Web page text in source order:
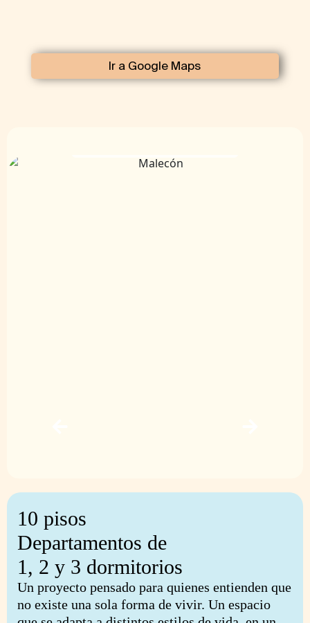
Ir a Google Maps
10 pisos
Departamentos de
1, 2 y 3 dormitorios
Un proyecto pensado para quienes entienden que
no existe una sola forma de vivir. Un espacio